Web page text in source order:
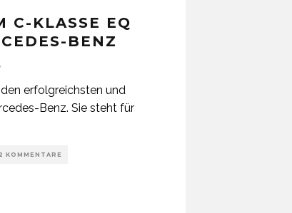
C-KLASSE EQ
BENZ
erfolgreichsten und
Benz. Sie steht für
KOMMENTARE